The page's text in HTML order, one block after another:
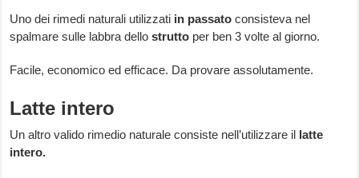
Uno dei rimedi naturali utilizzati in passato consisteva nel
spalmare sulle labbra dellostrutto per ben 3 volte al giorno.
Facile, economico ed efficace. Da provare assolutamente.
Latte intero
Un altro valido rimedio naturale consiste nell’utilizzare il latte
intero.